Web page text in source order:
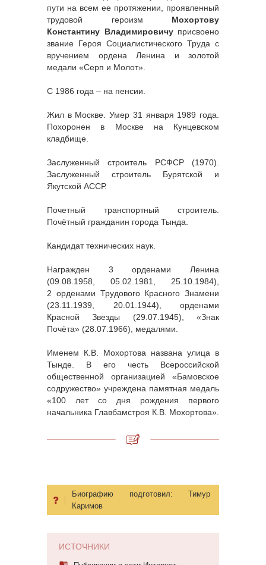
пути на всем ее протяжении, проявленный
трудовой героизм Мохортову
Константину Владимировичуприсвоено
звание Героя Социалистического Труда с
вручением ордена Ленина и золотой
медали «Серп и Молот».
С 1986 года – на пенсии.
Жил в Москве. Умер 31 января 1989 года.
Похоронен в Москве на Кунцевском
кладбище.
Заслуженный строитель РСФСР (1970).
Заслуженный строитель Бурятской и
Якутской АССР.
Почетный транспортный строитель.
Почётный гражданин города Тында.
Кандидат технических наук.
Награжден 3 орденами Ленина
(09.08.1958, 05.02.1981, 25.10.1984),
2 орденами Трудового Красного Знамени
(23.11.1939, 20.01.1944), орденами
Красной Звезды (29.07.1945), «Знак
Почёта» (28.07.1966), медалями.
Именем К.В. Мохортова названа улица в
Тынде. В его честь Всероссийской
общественной организацией «Бамовское
содружество» учреждена памятная медаль
«100 лет со дня рождения первого
начальника Главбамстроя К.В. Мохортова».
Биографию подготовил: Тимур
Каримов
ИСТОЧНИКИ